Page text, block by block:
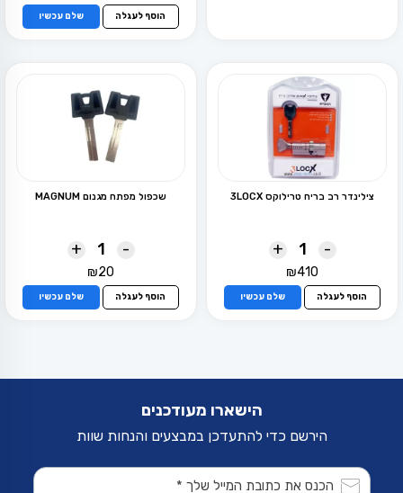
הוסף לעגלה שלם עכשיו
צילינדר רב בריח טרילוקס 3LOCX
-
+
₪410
הוסף לעגלה שלם עכשיו
שכפול מפתח מגנום MAGNUM
-
+
₪20
הוסף לעגלה שלם עכשיו
הישארו מעודכנים
הירשם כדי להתעדכן במבצעים והנחות שוות